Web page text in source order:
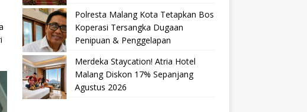
Polresta Malang Kota Tetapkan Bos
Koperasi Tersangka Dugaan
Penipuan & Penggelapan
Merdeka Staycation! Atria Hotel
Malang Diskon 17% Sepanjang
Agustus 2026